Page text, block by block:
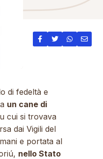
di fedeltà e
un cane di
cui si trovava
dai Vigili del
e portata al
nello Stato